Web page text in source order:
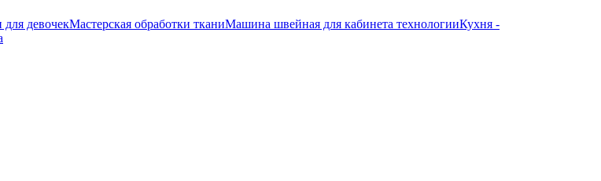
девочекМастерская обработки тканиМашина швейная для кабинета технологииКухня -